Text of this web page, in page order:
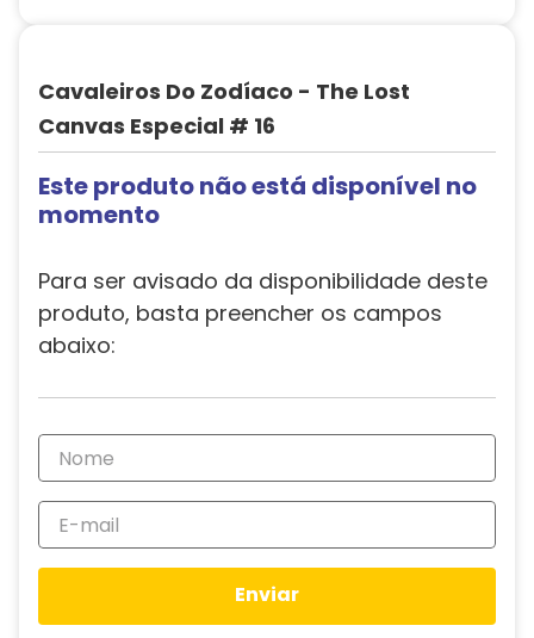
Cavaleiros Do Zodíaco - The Lost
Canvas Especial # 16
Este produto não está disponível no
momento
Para ser avisado da disponibilidade deste
produto, basta preencher os campos
abaixo:
Enviar